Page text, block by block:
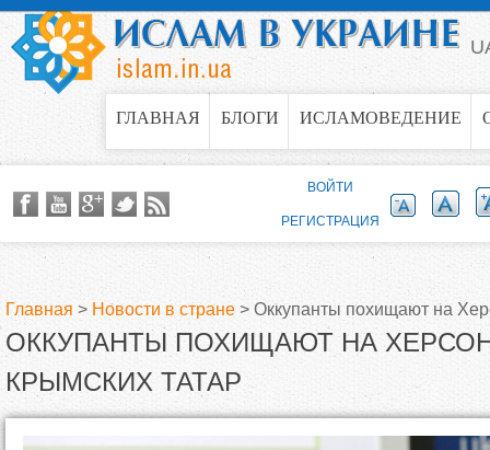
Jump to navigation
ГЛАВНАЯ БЛОГИ ИСЛАМОВЕДЕНИЕ
В
ы
Главная > Новости в стране > Оккупанты похищают на
ОККУПАНТЫ ПОХИЩАЮТ НА
КРЫМСКИХ ТАТАР
ВОЙТИ
РЕГИСТРАЦИЯ